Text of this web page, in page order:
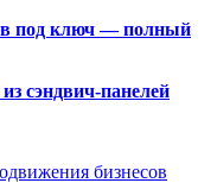
под ключ — полный
сэндвич-панелей
бизнесов